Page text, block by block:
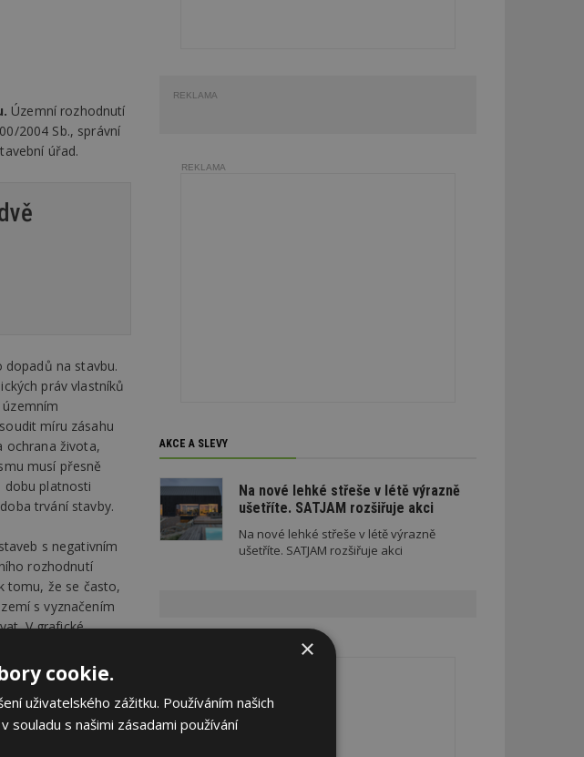
Územní rozhodnutí
2004 Sb., správní
úřad.
na stavbu.
práv vlastníků
míru zásahu
ochrana života,
musí přesně
dobu platnosti
trvání stavby.
s negativním
rozhodnutí
tomu, že se často,
s vyznačením
V grafické
aby byla
než 1 km nebo
v měřítku
REKLAMA
REKLAMA
AKCE A SLEVY
Na nové lehké střeše v létě výrazně
ušetříte. SATJAM rozšiřuje akci
Na nové lehké střeše v létě výrazně
ušetříte. SATJAM rozšiřuje akci
×
cookie.
uživatelského zážitku. Používáním našich
s našimi zásadami používání